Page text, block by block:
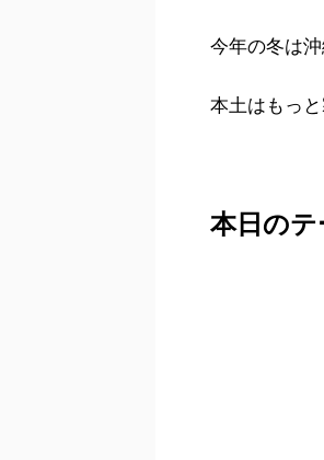
今年の冬は
本土はもっ
本日の